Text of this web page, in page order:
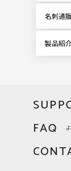
名刺通販
製品紹
FAQ